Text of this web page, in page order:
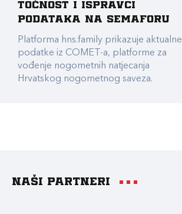
točnost i ispravci
podataka na Semaforu
Platforma hns.family prikazuje aktualne
podatke iz COMET-a, platforme za
vođenje nogometnih natjecanja
Hrvatskog nogometnog saveza.
Naši partneri